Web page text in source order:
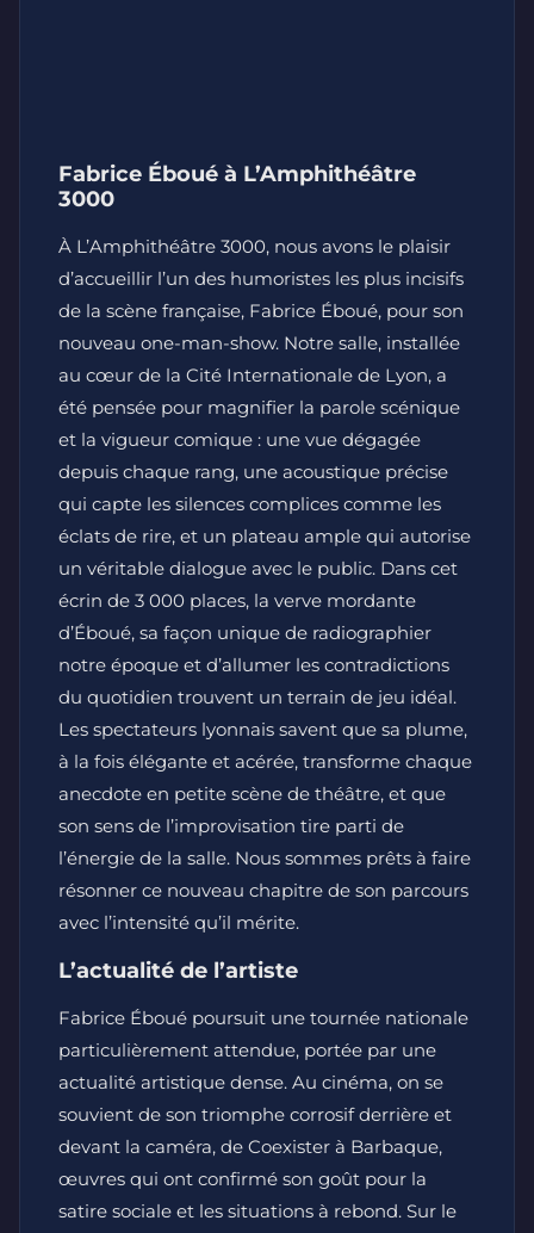
Fabrice Éboué à L’Amphithéâtre
3000
À L’Amphithéâtre 3000, nous avons le plaisir
d’accueillir l’un des humoristes les plus incisifs
de la scène française, Fabrice Éboué, pour son
nouveau one-man-show. Notre salle, installée
au cœur de la Cité Internationale de Lyon, a
été pensée pour magnifier la parole scénique
et la vigueur comique : une vue dégagée
depuis chaque rang, une acoustique précise
qui capte les silences complices comme les
éclats de rire, et un plateau ample qui autorise
un véritable dialogue avec le public. Dans cet
écrin de 3 000 places, la verve mordante
d’Éboué, sa façon unique de radiographier
notre époque et d’allumer les contradictions
du quotidien trouvent un terrain de jeu idéal.
Les spectateurs lyonnais savent que sa plume,
à la fois élégante et acérée, transforme chaque
anecdote en petite scène de théâtre, et que
son sens de l’improvisation tire parti de
l’énergie de la salle. Nous sommes prêts à faire
résonner ce nouveau chapitre de son parcours
avec l’intensité qu’il mérite.
L’actualité de l’artiste
Fabrice Éboué poursuit une tournée nationale
particulièrement attendue, portée par une
actualité artistique dense. Au cinéma, on se
souvient de son triomphe corrosif derrière et
devant la caméra, de Coexister à Barbaque,
œuvres qui ont confirmé son goût pour la
satire sociale et les situations à rebond. Sur le